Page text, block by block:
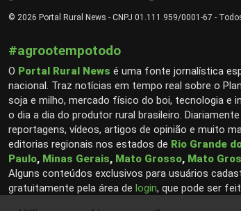
© 2026 Portal Rural News - CNPJ 01.111.959/0001-67 -
#agrootempotodo
O Portal Rural News é uma fonte jornalística
nacional. Traz notícias em tempo real sobre o
soja e milho, mercado físico do boi, tecnologia e
o dia a dia do produtor rural brasileiro.
reportagens, vídeos, artigos de opinião e muito
editorias regionais nos estados de Rio Grande
Paulo, Minas Gerais, Mato Grosso, Mato
Alguns conteúdos exclusivos para usuários
gratuitamente pela área de login, que pode ser